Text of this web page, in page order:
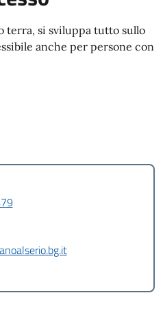
terra, si sviluppa tutto sullo
anche per persone con